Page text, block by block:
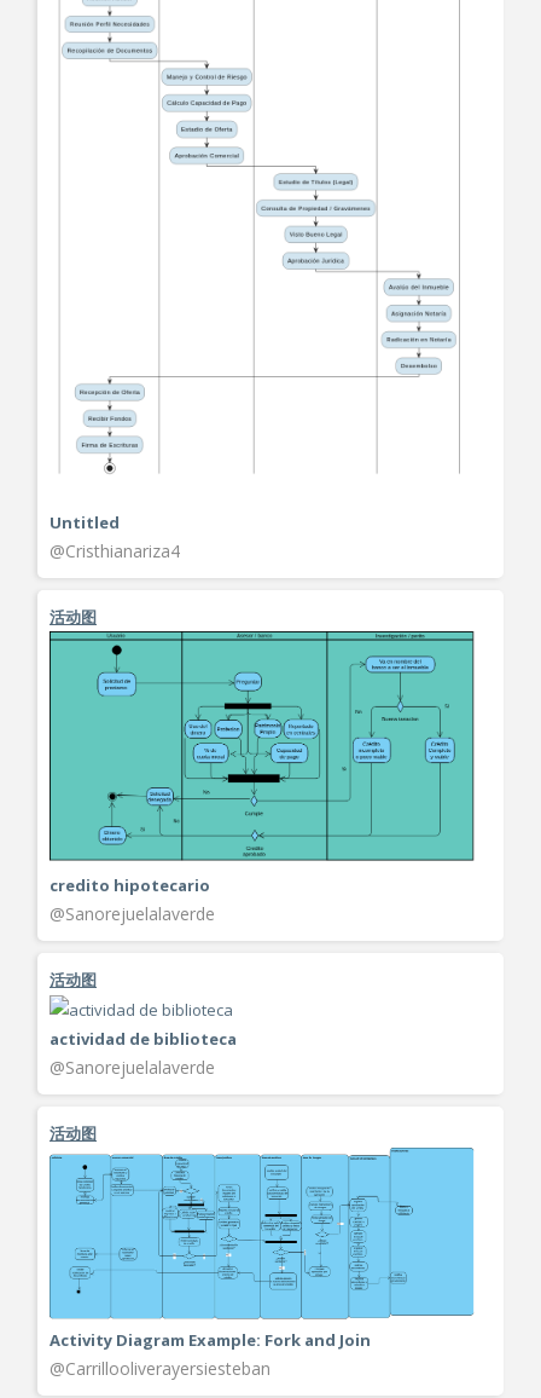
Untitled
@Cristhianariza4
活动图
credito hipotecario
@Sanorejuelalaverde
活动图
actividad de biblioteca
@Sanorejuelalaverde
活动图
Activity Diagram Example: Fork and Join
@Carrillooliverayersiesteban